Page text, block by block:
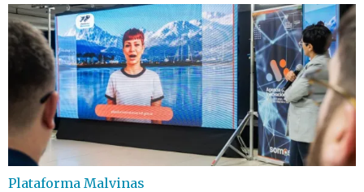
Plataforma Malvinas